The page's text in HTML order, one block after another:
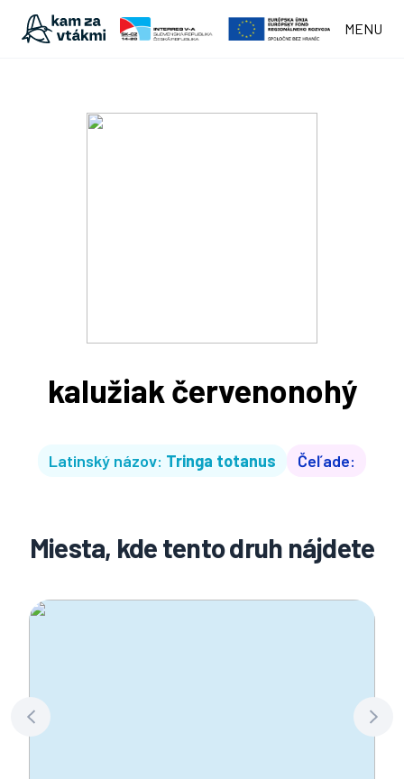
MENU
kalužiak červenonohý
Latinský názov: Tringa totanus Čeľade:
Miesta, kde tento druh nájdete